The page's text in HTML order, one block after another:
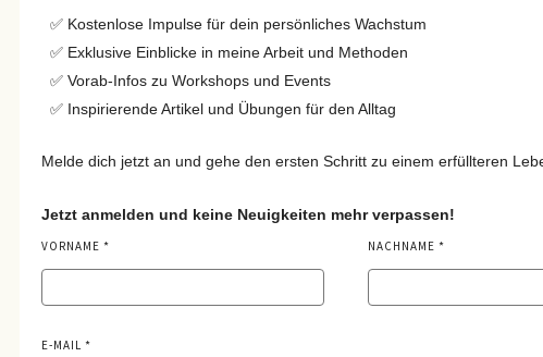
✅ Kostenlose Impulse für dein persönliches Wachstum
✅ Exklusive Einblicke in meine Arbeit und Methoden
✅ Vorab-Infos zu Workshops und Events
✅ Inspirierende Artikel und Übungen für den Alltag
Melde dich jetzt an und gehe den ersten Schritt zu einem erfüllteren
Jetzt anmelden und keine Neuigkeiten mehr verpassen!
VORNAME NACHNAME
E-MAIL